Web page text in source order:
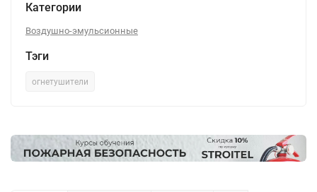
Категории
Воздушно-эмульсионные
Тэги
огнетушители